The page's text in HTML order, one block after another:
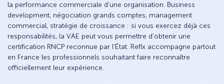
la performance commerciale d’une organisation. Business
development, négociation grands comptes, management
commercial, stratégie de croissance : si vous exercez déjà ces
responsabilités, la VAE peut vous permettre d’obtenir une
certification RNCP reconnue par l’État. Reflx accompagne partout
en France les professionnels souhaitant faire reconnaître
officiellement leur expérience.